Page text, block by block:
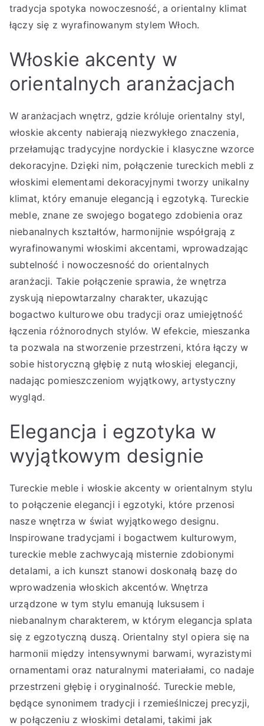
tradycja spotyka nowoczesność, a orientalny klimat
łączy się z wyrafinowanym stylem Włoch.
Włoskie akcenty w
orientalnych aranżacjach
W aranżacjach wnętrz, gdzie króluje orientalny styl,
włoskie akcenty nabierają niezwykłego znaczenia,
przełamując tradycyjne nordyckie i klasyczne wzorce
dekoracyjne. Dzięki nim, połączenie tureckich mebli z
włoskimi elementami dekoracyjnymi tworzy unikalny
klimat, który emanuje elegancją i egzotyką. Tureckie
meble, znane ze swojego bogatego zdobienia oraz
niebanalnych kształtów, harmonijnie współgrają z
wyrafinowanymi włoskimi akcentami, wprowadzając
subtelność i nowoczesność do orientalnych
aranżacji. Takie połączenie sprawia, że wnętrza
zyskują niepowtarzalny charakter, ukazując
bogactwo kulturowe obu tradycji oraz umiejętność
łączenia różnorodnych stylów. W efekcie, mieszanka
ta pozwala na stworzenie przestrzeni, która łączy w
sobie historyczną głębię z nutą włoskiej elegancji,
nadając pomieszczeniom wyjątkowy, artystyczny
wygląd.
Elegancja i egzotyka w
wyjątkowym designie
Tureckie meble i włoskie akcenty w orientalnym stylu
to połączenie elegancji i egzotyki, które przenosi
nasze wnętrza w świat wyjątkowego designu.
Inspirowane tradycjami i bogactwem kulturowym,
tureckie meble zachwycają misternie zdobionymi
detalami, a ich kunszt stanowi doskonałą bazę do
wprowadzenia włoskich akcentów. Wnętrza
urządzone w tym stylu emanują luksusem i
niebanalnym charakterem, w którym elegancja splata
się z egzotyczną duszą. Orientalny styl opiera się na
harmonii między intensywnymi barwami, wyrazistymi
ornamentami oraz naturalnymi materiałami, co nadaje
przestrzeni głębię i oryginalność. Tureckie meble,
będące synonimem tradycji i rzemieślniczej precyzji,
w połączeniu z włoskimi detalami, takimi jak